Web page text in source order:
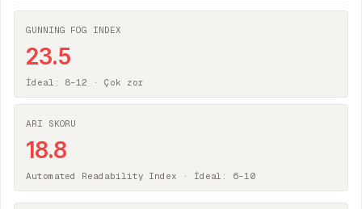
GUNNING FOG INDEX
23.5
İdeal: 8–12 · Çok zor
ARI SKORU
18.8
Automated Readability Index · İdeal: 6–10